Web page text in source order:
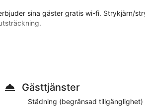
sina gäster gratis wi-fi. Strykjärn/
i närheten. Avgifter kan tillkomma.
Gästtjänster
Städning (begränsad tillgänglighet)